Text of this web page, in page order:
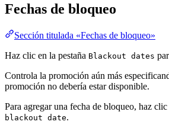
Fechas de bloqueo
Sección titulada «Fechas de bloqueo»
Haz clic en la pestaña Blackout dates
Controla la promoción aún más
promoción no debería estar disponible.
Para agregar una fecha de bloqueo, haz
blackout date.